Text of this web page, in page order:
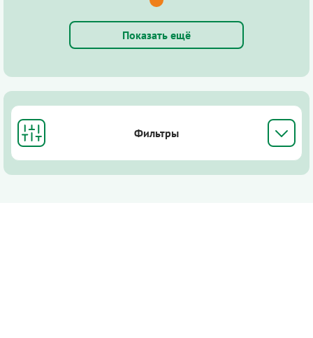
Показать ещё
Фильтры